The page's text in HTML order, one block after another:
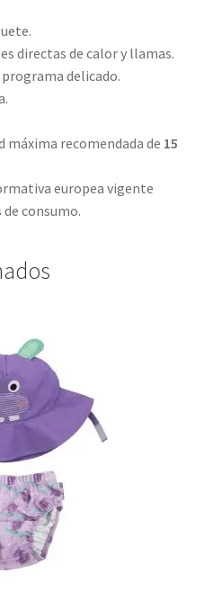
directas de calor y llamas.
delicado.
máxima recomendada de 15
europea vigente
consumo.